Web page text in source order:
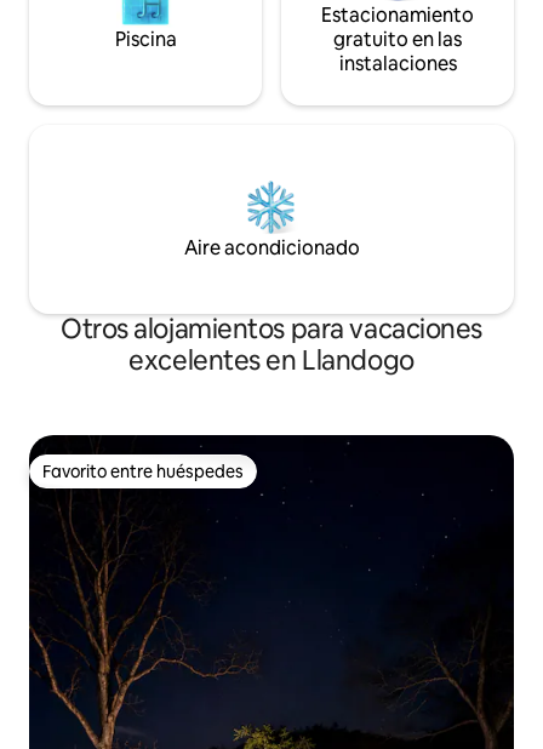
Piscina
Estacionamiento
gratuito en las
instalaciones
Aire acondicionado
Otros alojamientos para vacaciones
excelentes en Llandogo
Favorito entre huéspedes
Favorito entre huéspedes